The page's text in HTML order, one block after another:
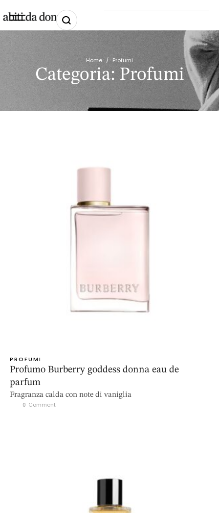
Home / Profumi
Categoria: Profumi
PROFUMI
Profumo Burberry goddess donna eau de
parfum
Fragranza calda con note di vaniglia
0 Comment